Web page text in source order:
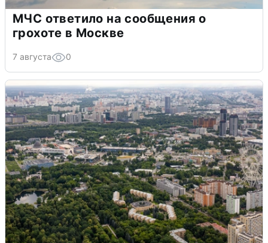
МЧС ответило на сообщения о
грохоте в Москве
7 августа 0